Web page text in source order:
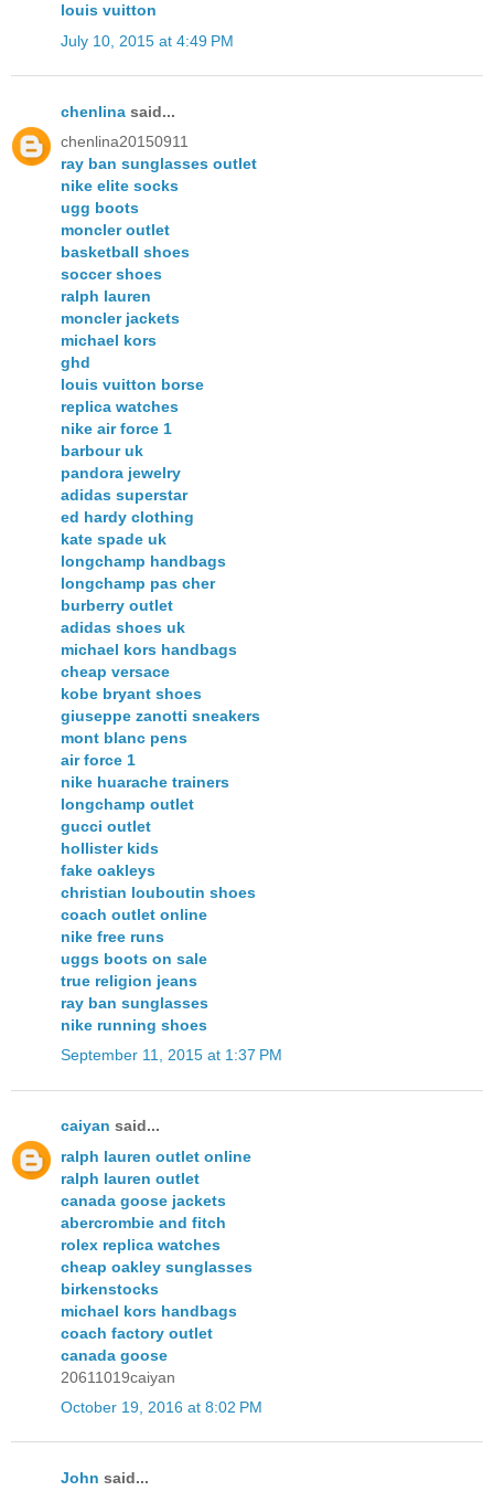
louis vuitton
July 10, 2015 at 4:49 PM
chenlina said...
chenlina20150911
ray ban sunglasses outlet
nike elite socks
ugg boots
moncler outlet
basketball shoes
soccer shoes
ralph lauren
moncler jackets
michael kors
ghd
louis vuitton borse
replica watches
nike air force 1
barbour uk
pandora jewelry
adidas superstar
ed hardy clothing
kate spade uk
longchamp handbags
longchamp pas cher
burberry outlet
adidas shoes uk
michael kors handbags
cheap versace
kobe bryant shoes
giuseppe zanotti sneakers
mont blanc pens
air force 1
nike huarache trainers
longchamp outlet
gucci outlet
hollister kids
fake oakleys
christian louboutin shoes
coach outlet online
nike free runs
uggs boots on sale
true religion jeans
ray ban sunglasses
nike running shoes
September 11, 2015 at 1:37 PM
caiyan said...
ralph lauren outlet online
ralph lauren outlet
canada goose jackets
abercrombie and fitch
rolex replica watches
cheap oakley sunglasses
birkenstocks
michael kors handbags
coach factory outlet
canada goose
20611019caiyan
October 19, 2016 at 8:02 PM
John said...